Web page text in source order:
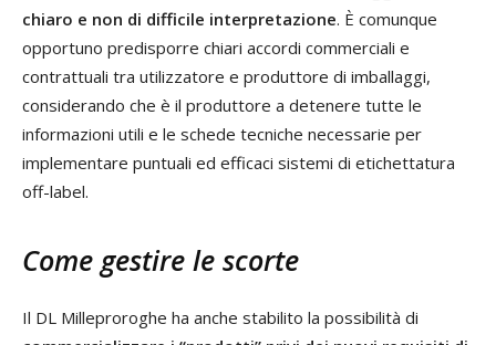
chiaro e non di difficile interpretazione. È comunque
opportuno predisporre chiari accordi commerciali e
contrattuali tra utilizzatore e produttore di imballaggi,
considerando che è il produttore a detenere tutte le
informazioni utili e le schede tecniche necessarie per
implementare puntuali ed efficaci sistemi di etichettatura
off-label.
Come gestire le scorte
Il DL Milleproroghe ha anche stabilito la possibilità di